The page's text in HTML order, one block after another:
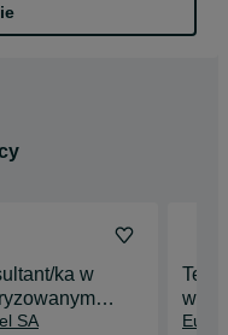
ka w
Apple
SA
w